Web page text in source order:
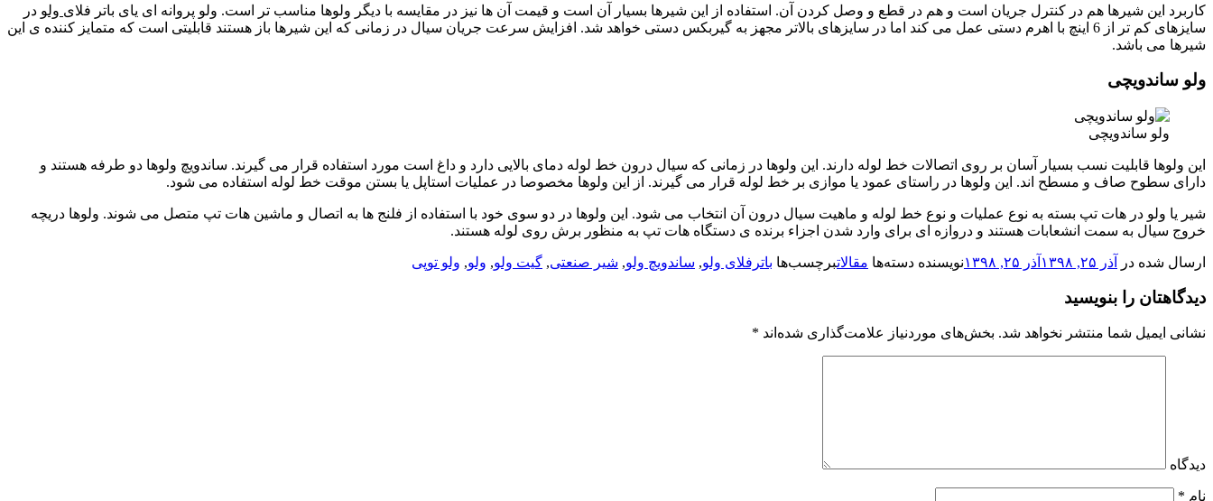
کاربرد این شیرها هم در کنترل جریان است و هم در قطع و وصل کردن آن. استفاده از این شیرها بسیار آن است و قیمت آن ها نیز در مقایسه با دیگر ولوها مناسب تر است. ولو پروانه ای یای باتر فلای ولو در
سایزهای کم تر از 6 اینچ با اهرم دستی عمل می کند اما در سایزهای بالاتر مجهز به گیربکس دستی خواهد شد. افزایش سرعت جریان سیال در زمانی که این شیرها باز هستند قابلیتی است که متمایز کننده ی این
شیرها می باشد.
ولو ساندویچی
ولو ساندویچی
این ولوها قابلیت نسب بسیار آسان بر روی اتصالات خط لوله دارند. این ولوها در زمانی که سیال درون خط لوله دمای بالایی دارد و داغ است مورد استفاده قرار می گیرند. ساندویچ ولوها دو طرفه هستند و
دارای سطوح صاف و مسطح اند. این ولوها در راستای عمود یا موازی بر خط لوله قرار می گیرند. از این ولوها مخصوصا در عملیات استاپل یا بستن موقت خط لوله استفاده می شود.
شیر یا ولو در هات تپ بسته به نوع عملیات و نوع خط لوله و ماهیت سیال درون آن انتخاب می شود. این ولوها در دو سوی خود با استفاده از فلنج ها به اتصال و ماشین هات تپ متصل می شوند. ولوها دریچه
خروج سیال به سمت انشعابات هستند و دروازه ای برای وارد شدن اجزاء برنده ی دستگاه هات تپ به منظور برش روی لوله هستند.
ارسال شده در آذر ۲۵, ۱۳۹۸ آذر ۲۵, ۱۳۹۸ نویسنده دسته‌ها مقالاتبرچسب‌ها باترفلای ولو, ساندویچ ولو, شیر صنعتی, گیت ولو, ولو, ولو توپی
دیدگاهتان را بنویسید
نشانی ایمیل شما منتشر نخواهد شد. بخش‌های موردنیاز علامت‌گذاری شده‌اند *
دیدگاه
نام *